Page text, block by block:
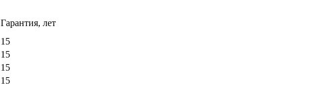
Гарантия, лет
15
15
15
15